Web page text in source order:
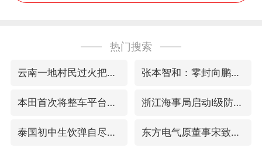
热门搜索
云南一地村民过火把节意外灼伤16人 张本智和：零封向鹏不意外
本田首次将整车平台外包给印度企业 浙江海事局启动Ⅰ级防台应急响应
泰国初中生饮弹自尽前开了26枪 东方电气原董事宋致远被查